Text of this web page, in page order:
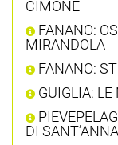
CIMONE
FANANO:
MIRANDOLA
FANANO:
GUIGLIA:
DI